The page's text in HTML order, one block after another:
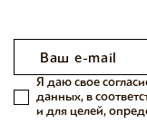
Я даю свое
данных, в
и для целей,